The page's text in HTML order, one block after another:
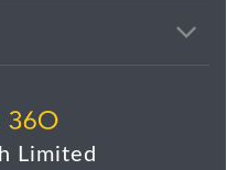
Limited